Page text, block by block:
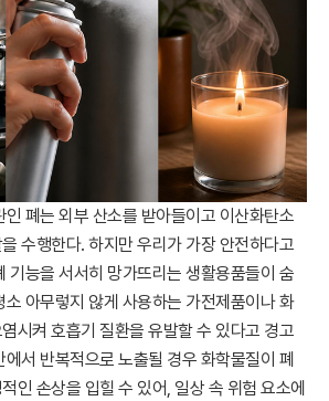
폐는 외부 산소를 받아들이고 이산화탄소
수행한다. 하지만 우리가 가장 안전하다고
기능을 서서히 망가뜨리는 생활용품들이 숨
아무렇지 않게 사용하는 가전제품이나 화
시켜 호흡기 질환을 유발할 수 있다고 경고
서 반복적으로 노출될 경우 화학물질이 폐
인 손상을 입힐 수 있어, 일상 속 위험 요소에